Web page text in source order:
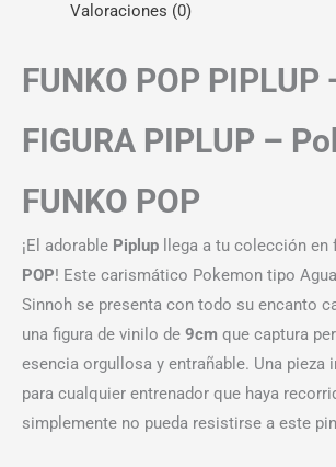
Valoraciones (0)
FUNKO POP PIPLUP
FIGURA PIPLUP –
FUNKO POP
¡El adorable Piplup llega a tu colección en
POP! Este carismático Pokemon tipo
Sinnoh se presenta con todo su encanto
una figura de vinilo de 9cm que captura
esencia orgullosa y entrañable. Una pieza
para cualquier entrenador que haya
simplemente no pueda resistirse a este